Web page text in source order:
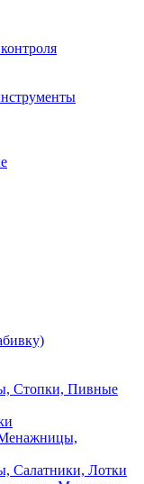
Стопки, Пивные
Салатники, Лотки